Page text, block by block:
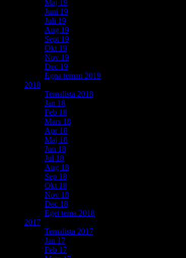
Maj 19
Juni 19
Juli 19
Aug 19
Sept 19
Okt 19
Nov 19
Dec 19
Egna teman 2019
2018
Temalista 2018
Jan 18
Feb 18
Mars 18
Apr 18
Maj 18
Jun 18
Jul 18
Aug 18
Sep 18
Okt 18
Nov 18
Dec 18
Eget tema 2018
2017
Temalista 2017
Jan 17
Feb 17